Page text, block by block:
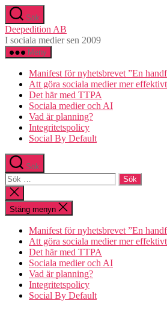
Hoppa
till
innehåll
Sök
Deepedition AB
I sociala medier sen 2009
Meny
Manifest för nyhetsbrevet ”En
Att göra sociala medier mer
Det här med TTPA
Sociala medier och AI
Vad är planning?
Integritetspolicy
Social By Default
Sök
Sök
efter:
Stäng
sökningen
Stäng menyn
Manifest för nyhetsbrevet ”En
Att göra sociala medier mer
Det här med TTPA
Sociala medier och AI
Vad är planning?
Integritetspolicy
Social By Default